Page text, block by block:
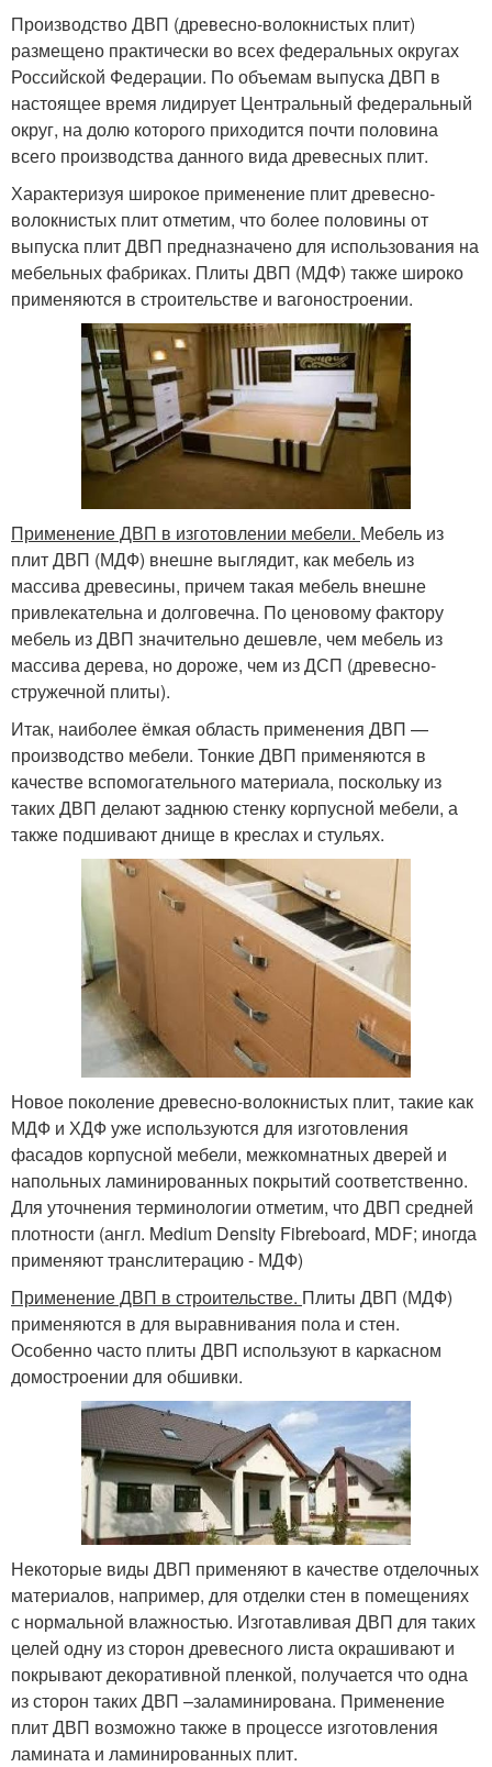
Производство ДВП (древесно-волокнистых плит)
размещено практически во всех федеральных округах
Российской Федерации. По объемам выпуска ДВП в
настоящее время лидирует Центральный федеральный
округ, на долю которого приходится почти половина
всего производства данного вида древесных плит.
Характеризуя широкое применение плит древесно-
волокнистых плит отметим, что более половины от
выпуска плит ДВП предназначено для использования на
мебельных фабриках. Плиты ДВП (МДФ) также широко
применяются в строительстве и вагоностроении.
Применение ДВП в изготовлении мебели. Мебель из
плит ДВП (МДФ) внешне выглядит, как мебель из
массива древесины, причем такая мебель внешне
привлекательна и долговечна. По ценовому фактору
мебель из ДВП значительно дешевле, чем мебель из
массива дерева, но дороже, чем из ДСП (древесно-
стружечной плиты).
Итак, наиболее ёмкая область применения ДВП —
производство мебели. Тонкие ДВП применяются в
качестве вспомогательного материала, поскольку из
таких ДВП делают заднюю стенку корпусной мебели, а
также подшивают днище в креслах и стульях.
Новое поколение древесно-волокнистых плит, такие как
МДФ и ХДФ уже используются для изготовления
фасадов корпусной мебели, межкомнатных дверей и
напольных ламинированных покрытий соответственно.
Для уточнения терминологии отметим, что ДВП средней
плотности (англ. Medium Density Fibreboard, MDF; иногда
применяют транслитерацию - МДФ)
Применение ДВП в строительстве. Плиты ДВП (МДФ)
применяются в для выравнивания пола и стен.
Особенно часто плиты ДВП используют в каркасном
домостроении для обшивки.
Некоторые виды ДВП применяют в качестве отделочных
материалов, например, для отделки стен в помещениях
с нормальной влажностью. Изготавливая ДВП для таких
целей одну из сторон древесного листа окрашивают и
покрывают декоративной пленкой, получается что одна
из сторон таких ДВП –заламинирована. Применение
плит ДВП возможно также в процессе изготовления
ламината и ламинированных плит.